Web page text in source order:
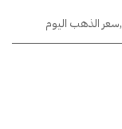
,سعر الذهب اليوم